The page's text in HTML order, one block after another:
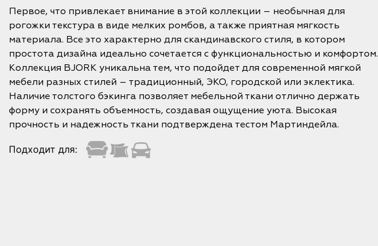
Первое, что привлекает внимание в этой коллекции – необычная для
рогожки текстура в виде мелких ромбов, а также приятная мягкость
материала. Все это характерно для скандинавского стиля, в котором
простота дизайна идеально сочетается с функциональностью и комфортом.
Коллекция BJORK уникальна тем, что подойдет для современной мягкой
мебели разных стилей – традиционный, ЭКО, городской или эклектика.
Наличие толстого бэкинга позволяет мебельной ткани отлично держать
форму и сохранять объемность, создавая ощущение уюта. Высокая
прочность и надежность ткани подтверждена тестом Мартиндейла.
Подходит для: